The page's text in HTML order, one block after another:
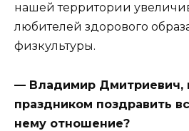
нашей территории
любителей здорового
физкультуры.
— Владимир Дмитриевич,
праздником поздравить
нему отношение?